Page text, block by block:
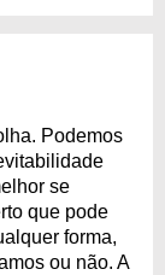
Podemos
se
que pode
forma,
ou não. A